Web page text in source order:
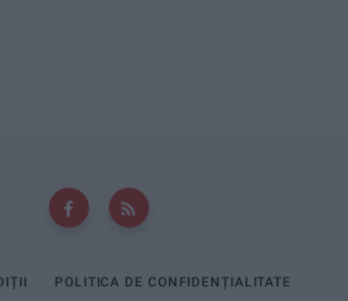
POLITICA DE CONFIDENȚIALITATE